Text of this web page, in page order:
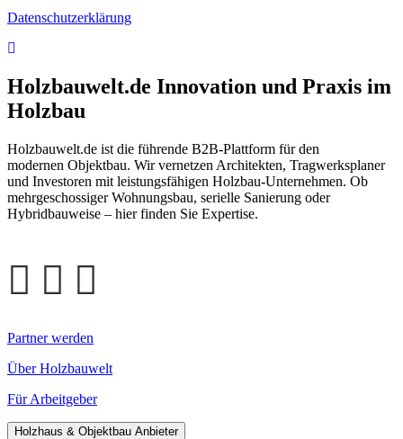
Datenschutzerklärung
Holzbauwelt.de Innovation und Praxis im
Holzbau
Holzbauwelt.de ist die führende B2B-Plattform für den
modernen Objektbau. Wir vernetzen Architekten, Tragwerksplaner
und Investoren mit leistungsfähigen Holzbau-Unternehmen. Ob
mehrgeschossiger Wohnungsbau, serielle Sanierung oder
Hybridbauweise – hier finden Sie Expertise.
Partner werden
Über Holzbauwelt
Für Arbeitgeber
Holzhaus & Objektbau Anbieter